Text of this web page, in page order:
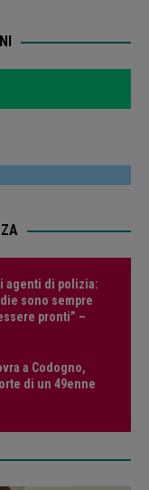
agenti di polizia:
sono sempre
pronti” –
a Codogno,
di un 49enne